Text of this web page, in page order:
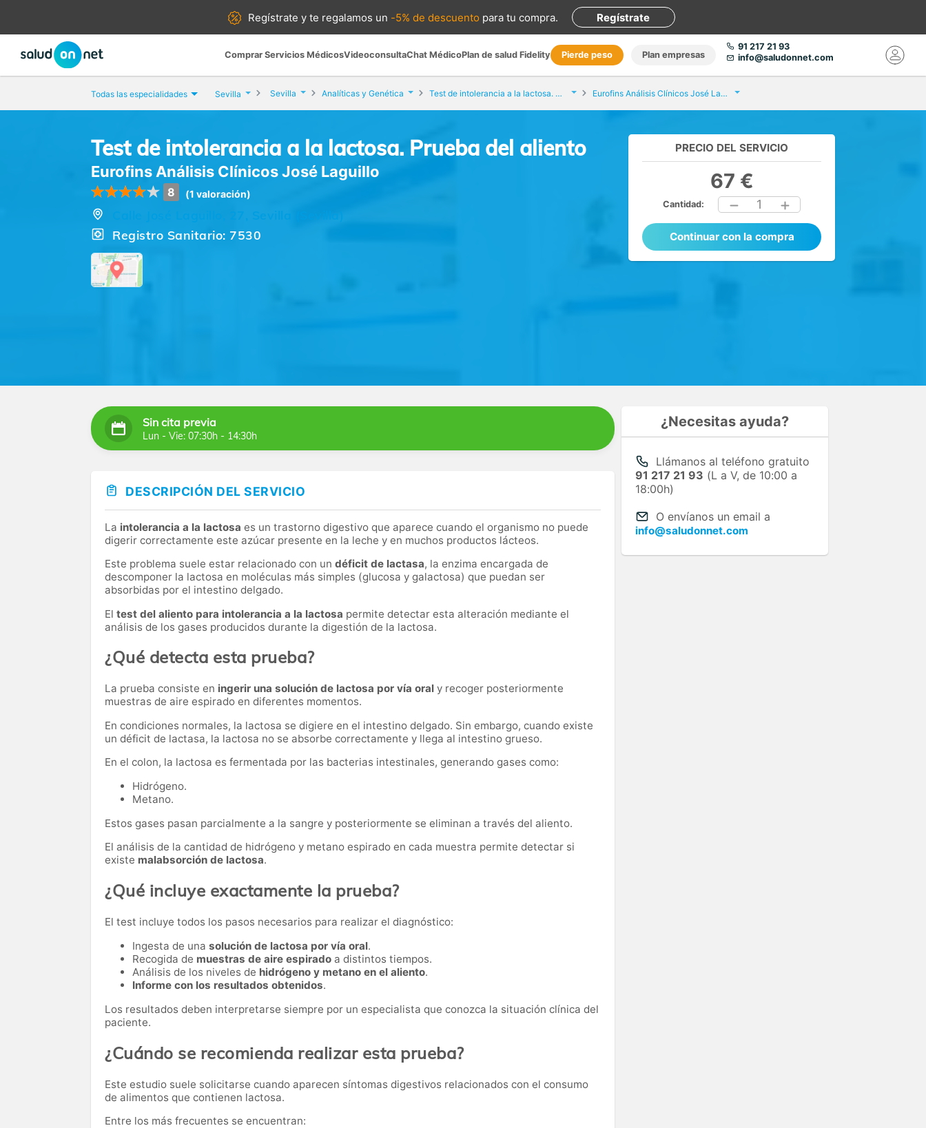
Regístrate yte regalamos un -5% de descuento para tu compra. Regístrate
Comprar Servicios MédicosVideoconsultaChat MédicoPlan de salud Fidelity Pierde peso Plan empresas
91 217 21 93
info@saludonnet.com
Todas las especialidades Sevilla Sevilla Analíticas y Genética Test de intolerancia a la lactosa. Prueba del aliento Eurofins Análisis Clínicos José Laguillo
Test de intolerancia a la lactosa. Prueba del aliento
Eurofins Análisis Clínicos José Laguillo
8 (1 valoración)
Registro Sanitario: 7530
PRECIO DEL SERVICIO
67 €
Cantidad: 1
Continuar con la compra
Sin cita previa
Lun - Vie: 07:30h - 14:30h
DESCRIPCIÓN DEL SERVICIO
La intolerancia a la lactosa es un trastorno digestivo que aparece cuando el organismo no puede
digerir correctamente este azúcar presente en la leche y en muchos productos lácteos.
Este problema suele estar relacionado con un déficit de lactasa, la enzima encargada de
descomponer la lactosa en moléculas más simples (glucosa y galactosa) que puedan ser
absorbidas por el intestino delgado.
El test del aliento para intolerancia a la lactosa permite detectar esta alteración mediante el
análisis de los gases producidos durante la digestión de la lactosa.
¿Qué detecta esta prueba?
La prueba consiste en ingerir una solución de lactosa por vía oral y recoger posteriormente
muestras de aire espirado en diferentes momentos.
En condiciones normales, la lactosa se digiere en el intestino delgado. Sin embargo, cuando existe
un déficit de lactasa, la lactosa no se absorbe correctamente y llega al intestino grueso.
En el colon, la lactosa es fermentada por las bacterias intestinales, generando gases como:
Hidrógeno.
Metano.
Estos gases pasan parcialmente a la sangre y posteriormente se eliminan a través del aliento.
El análisis de la cantidad de hidrógeno y metano espirado en cada muestra permite detectar si
existe malabsorción de lactosa.
¿Qué incluye exactamente la prueba?
El test incluye todos los pasos necesarios para realizar el diagnóstico:
Ingesta de una solución de lactosa por vía oral.
Recogida de muestras de aire espirado a distintos tiempos.
Análisis de los niveles de hidrógeno y metano en el aliento.
Informe con los resultados obtenidos.
Los resultados deben interpretarse siempre por un especialista que conozca la situación clínica del
paciente.
¿Cuándo se recomienda realizar esta prueba?
Este estudio suele solicitarse cuando aparecen síntomas digestivos relacionados con el consumo
de alimentos que contienen lactosa.
Entre los más frecuentes se encuentran:
¿Necesitas ayuda?
Llámanos al teléfono gratuito
91 217 21 93 (L a V, de 10:00 a
18:00h)
O envíanos un email a
info@saludonnet.com